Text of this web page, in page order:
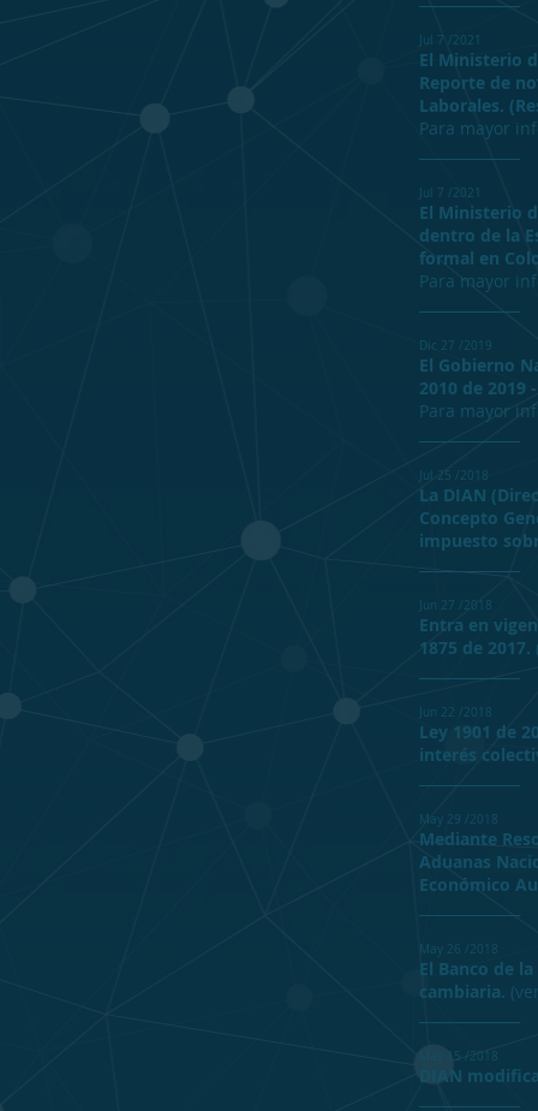
Jul 7 /2021
El Ministerio
Reporte de
Laborales.
Para mayor
Jul 7 /2021
El Ministerio
dentro de la
formal en
Para mayor
Dic 27 /2019
El Gobierno
2010 de 2019
Para mayor
Jul 25 /2018
La DIAN
Concepto
impuesto
Jun 27 /2018
Entra en
1875 de 2017.
Jun 22 /2018
Ley 1901 de
interés
May 29 /2018
Mediante
Aduanas
Económico
May 26 /2018
El Banco de
cambiaria. (
May 15 /2018
DIAN